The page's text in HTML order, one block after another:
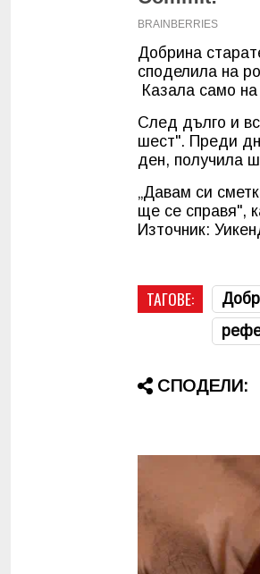
Добрина
споделила на
Казала само
След дълго и
шест". Преди
ден, получила
„Давам си
ще се справя",
Източник:
ТАГОВЕ:
СПОДЕЛИ: